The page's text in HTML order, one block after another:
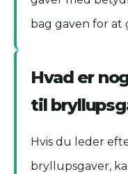
bag gaven for at
Hvad er
til
Hvis du leder
bryllupsgaver,